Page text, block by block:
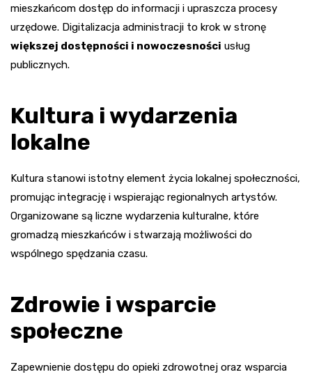
mieszkańcom dostęp do informacji i upraszcza procesy
urzędowe. Digitalizacja administracji to krok w stronę
większej dostępności i nowoczesności usług
publicznych.
Kultura i wydarzenia
lokalne
Kultura stanowi istotny element życia lokalnej społeczności,
promując integrację i wspierając regionalnych artystów.
Organizowane są liczne wydarzenia kulturalne, które
gromadzą mieszkańców i stwarzają możliwości do
wspólnego spędzania czasu.
Zdrowie i wsparcie
społeczne
Zapewnienie dostępu do opieki zdrowotnej oraz wsparcia